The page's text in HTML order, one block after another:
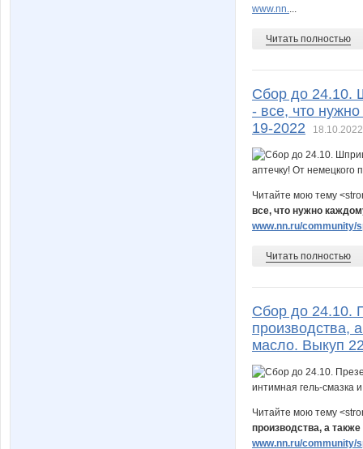
www.nn.
Читать полностью
Сбор до 24.10.
- все, что
19-2022
Читайте мою тему
все, что нужно
www.nn.ru/community/
Читать полностью
Сбор до 24.10.
производства,
масло. Выкуп
Читайте мою тему
производства, а
www.nn.ru/community/